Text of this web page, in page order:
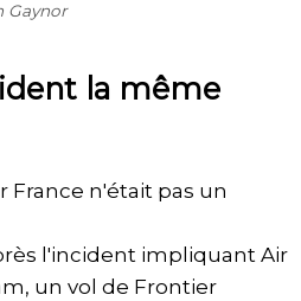
Gaynor
la même
France n'était pas un
l'incident impliquant Air
un vol de Frontier